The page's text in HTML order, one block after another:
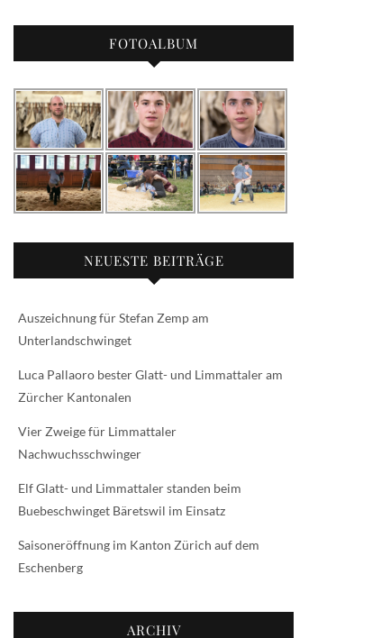
FOTOALBUM
NEUESTE BEITRÄGE
Auszeichnung für Stefan Zemp am
Unterlandschwinget
Luca Pallaoro bester Glatt- und Limmattaler am
Zürcher Kantonalen
Vier Zweige für Limmattaler
Nachwuchsschwinger
Elf Glatt- und Limmattaler standen beim
Buebeschwinget Bäretswil im Einsatz
Saisoneröffnung im Kanton Zürich auf dem
Eschenberg
ARCHIV